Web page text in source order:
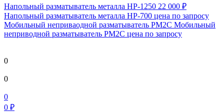
Напольный разматыватель металла HP-1250 22 000 ₽
Напольный разматыватель металла HP-700 цена по запросу
Мобильный непривaодной разматыватель РМ2С Мобильный
неприводной разматыватель РМ2С цена по запросу
0
0
0
0 ₽